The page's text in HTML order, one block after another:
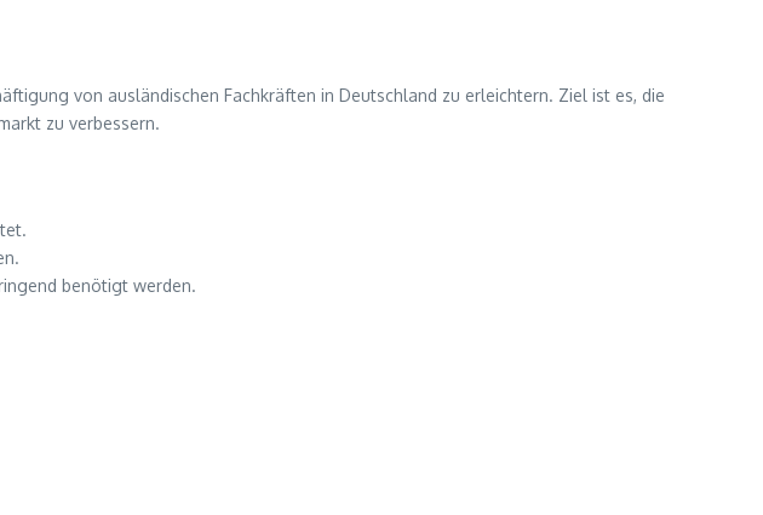
von ausländischen Fachkräften in Deutschland zu erleichtern. Ziel ist es, die
zu verbessern.
benötigt werden.